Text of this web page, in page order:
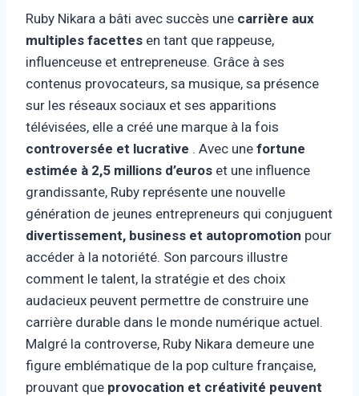
Ruby Nikara a bâti avec succès une carrière aux
multiples facettes en tant que rappeuse,
influenceuse et entrepreneuse. Grâce à ses
contenus provocateurs, sa musique, sa présence
sur les réseaux sociaux et ses apparitions
télévisées, elle a créé une marque à la fois
controversée et lucrative . Avec une fortune
estimée à 2,5 millions d’euros et une influence
grandissante, Ruby représente une nouvelle
génération de jeunes entrepreneurs qui conjuguent
divertissement, business et autopromotion pour
accéder à la notoriété. Son parcours illustre
comment le talent, la stratégie et des choix
audacieux peuvent permettre de construire une
carrière durable dans le monde numérique actuel.
Malgré la controverse, Ruby Nikara demeure une
figure emblématique de la pop culture française,
prouvant que provocation et créativité peuvent